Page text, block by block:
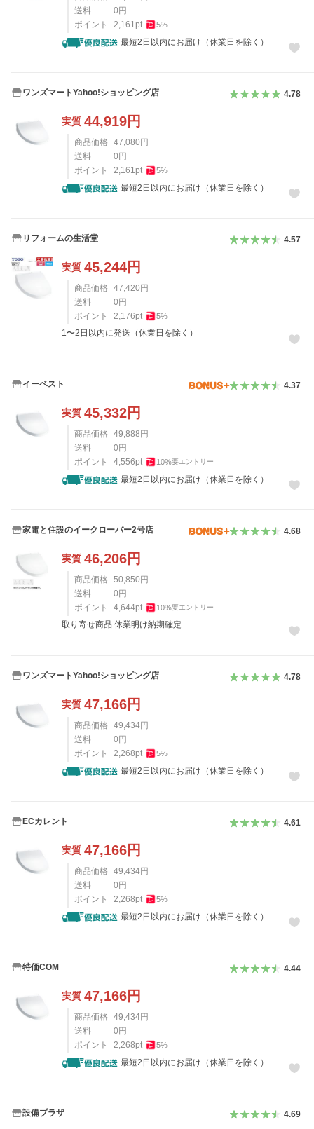
送料
0 円
ポイント
2,161pt 5%
最短2日以内にお届け（休業日を除く）
ワンズマートYahoo!ショッピング店 4.78
実質 44,919円
商品価格 47,080 円
送料
0 円
ポイント
2,161pt 5%
最短2日以内にお届け（休業日を除く）
リフォームの生活堂 4.57
実質 45,244円
商品価格 47,420 円
送料
0 円
ポイント
2,176pt 5%
1〜2日以内に発送（休業日を除く）
イーベスト 4.37
実質 45,332円
商品価格 49,888 円
送料
0 円
ポイント
4,556pt 10%要エントリー
最短2日以内にお届け（休業日を除く）
家電と住設のイークローバー2号店 4.68
実質 46,206円
商品価格 50,850 円
送料
0 円
ポイント
4,644pt 10%要エントリー
取り寄せ商品 休業明け納期確定
ワンズマートYahoo!ショッピング店 4.78
実質 47,166円
商品価格 49,434円
送料
0 円
ポイント
2,268pt 5%
最短2日以内にお届け（休業日を除く）
ECカレント 4.61
実質 47,166円
商品価格 49,434円
送料
0 円
ポイント
2,268pt 5%
最短2日以内にお届け（休業日を除く）
特価COM 4.44
実質 47,166円
商品価格 49,434円
送料
0 円
ポイント
2,268pt 5%
最短2日以内にお届け（休業日を除く）
設備プラザ 4.69